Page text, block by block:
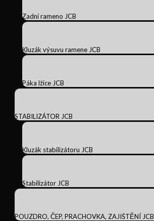
Zadní rameno JCB
Kluzák výsuvu ramene JCB
Páka lžíce JCB
STABILIZÁTOR JCB
Kluzák stabilizátoru JCB
Stabilizátor JCB
POUZDRO, ČEP, PRACHOVKA, ZAJIŠTĚNÍ JCB